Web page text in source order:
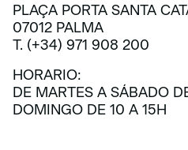
PLAÇA PORTA SANTA
07012 PALMA
T. (+34) 971 908 200
HORARIO:
DE MARTES A SÁBADO
DOMINGO DE 10 A 15H